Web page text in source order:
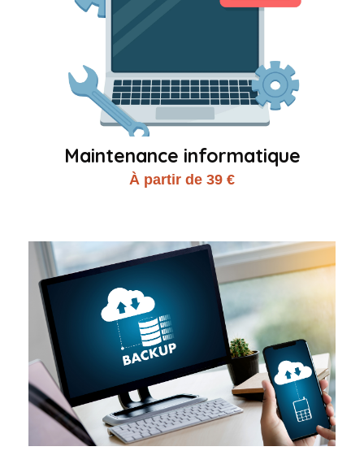
Maintenance informatique
À partir de 39 €